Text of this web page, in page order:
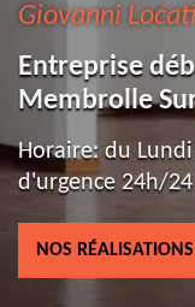
Giovanni
Entreprise
Membrolle
Horaire: du
d'urgence 24h/
NOS RÉALISATIONS